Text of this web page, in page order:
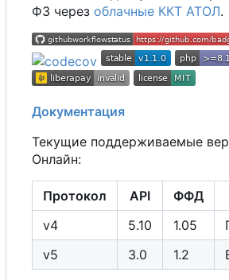
ФЗ через облачные ККТ АТОЛ.
Документация
Текущие поддерживаемые
Онлайн:
Протокол API ФФД
v4
5.10 1.05
v5
3.0 1.2